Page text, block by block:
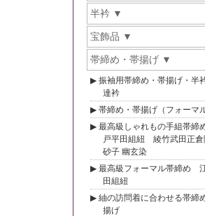
半衿
宝飾品
帯締め・帯揚げ
振袖用帯締め・帯揚げ・半
達衿
帯締め・帯揚げ（フォーマル
最高級しゃれもの手組帯
戸平田組紐 綾竹武田正倉
砂子 幽玄染
最高級フォーマル帯締め
田組紐
紬の訪問着に合わせる帯締
揚げ